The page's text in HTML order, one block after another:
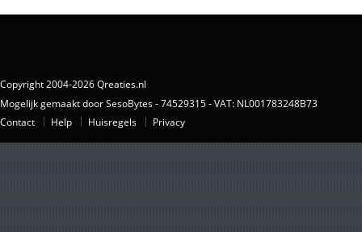
Copyright 2004-2026 Qreaties.nl
Mogelijk gemaakt door SesoBytes - 74529315 - VAT: NL001783248B73
Contact
Help Huisregels Privacy